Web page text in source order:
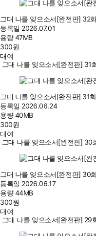
그대 나를 잊으소서[완전판] 32
등록일 2026.07.01
용량47MB
300원
대여
그대 나를 잊으소서[완전판] 31
그대 나를 잊으소서[완전판] 31화
등록일 2026.06.24
용량40MB
300원
대여
그대 나를 잊으소서[완전판] 30
그대 나를 잊으소서[완전판] 30
등록일 2026.06.17
용량44MB
300원
대여
그대 나를 잊으소서[완전판] 29